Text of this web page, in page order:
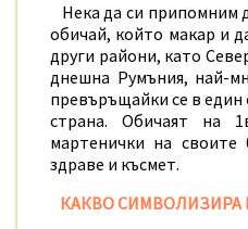
Нека да си припомним
обичай, който макар и
други райони, като
днешна Румъния, най-
превъръщайки се в
страна. Обичаят на
мартенички на своите
здраве и късмет.
КАКВО СИМВОЛИЗИРА